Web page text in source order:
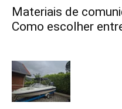
Materiais de
Como escolher